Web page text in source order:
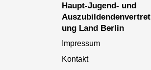
Haupt-Jugend- und
Auszubildendenvertret
ung Land Berlin
Impressum
Kontakt